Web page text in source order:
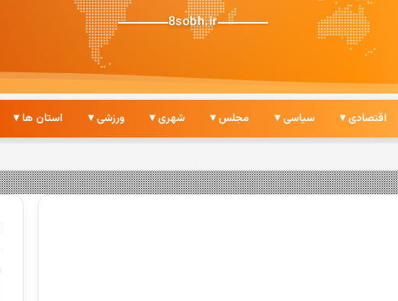
8sobh.ir
اقتصادی ▾ سیاسی ▾ مجلس ▾ شهری ▾ ورزشی ▾ استان ها ▾